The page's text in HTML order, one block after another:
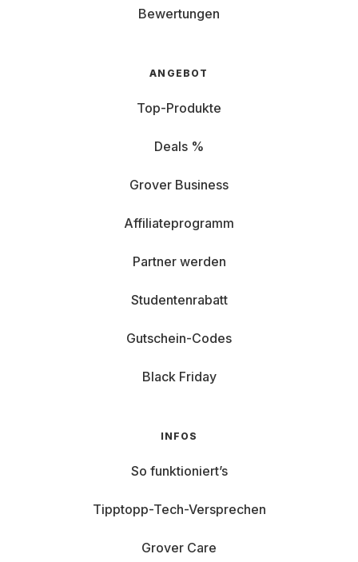
Bewertungen
ANGEBOT
Top-Produkte
Deals %
Grover Business
Affiliateprogramm
Partner werden
Studentenrabatt
Gutschein-Codes
Black Friday
INFOS
So funktioniert’s
Tipptopp-Tech-Versprechen
Grover Care